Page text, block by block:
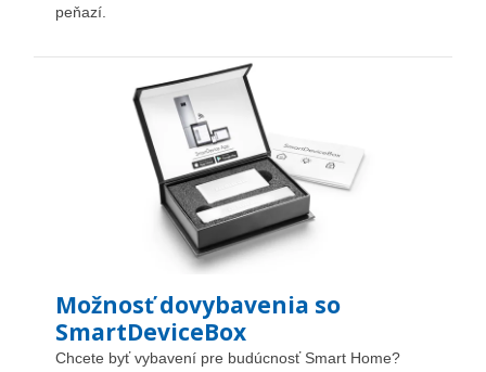
peňazí.
Možnosť dovybavenia so
SmartDeviceBox
Chcete byť vybavení pre budúcnosť Smart Home?